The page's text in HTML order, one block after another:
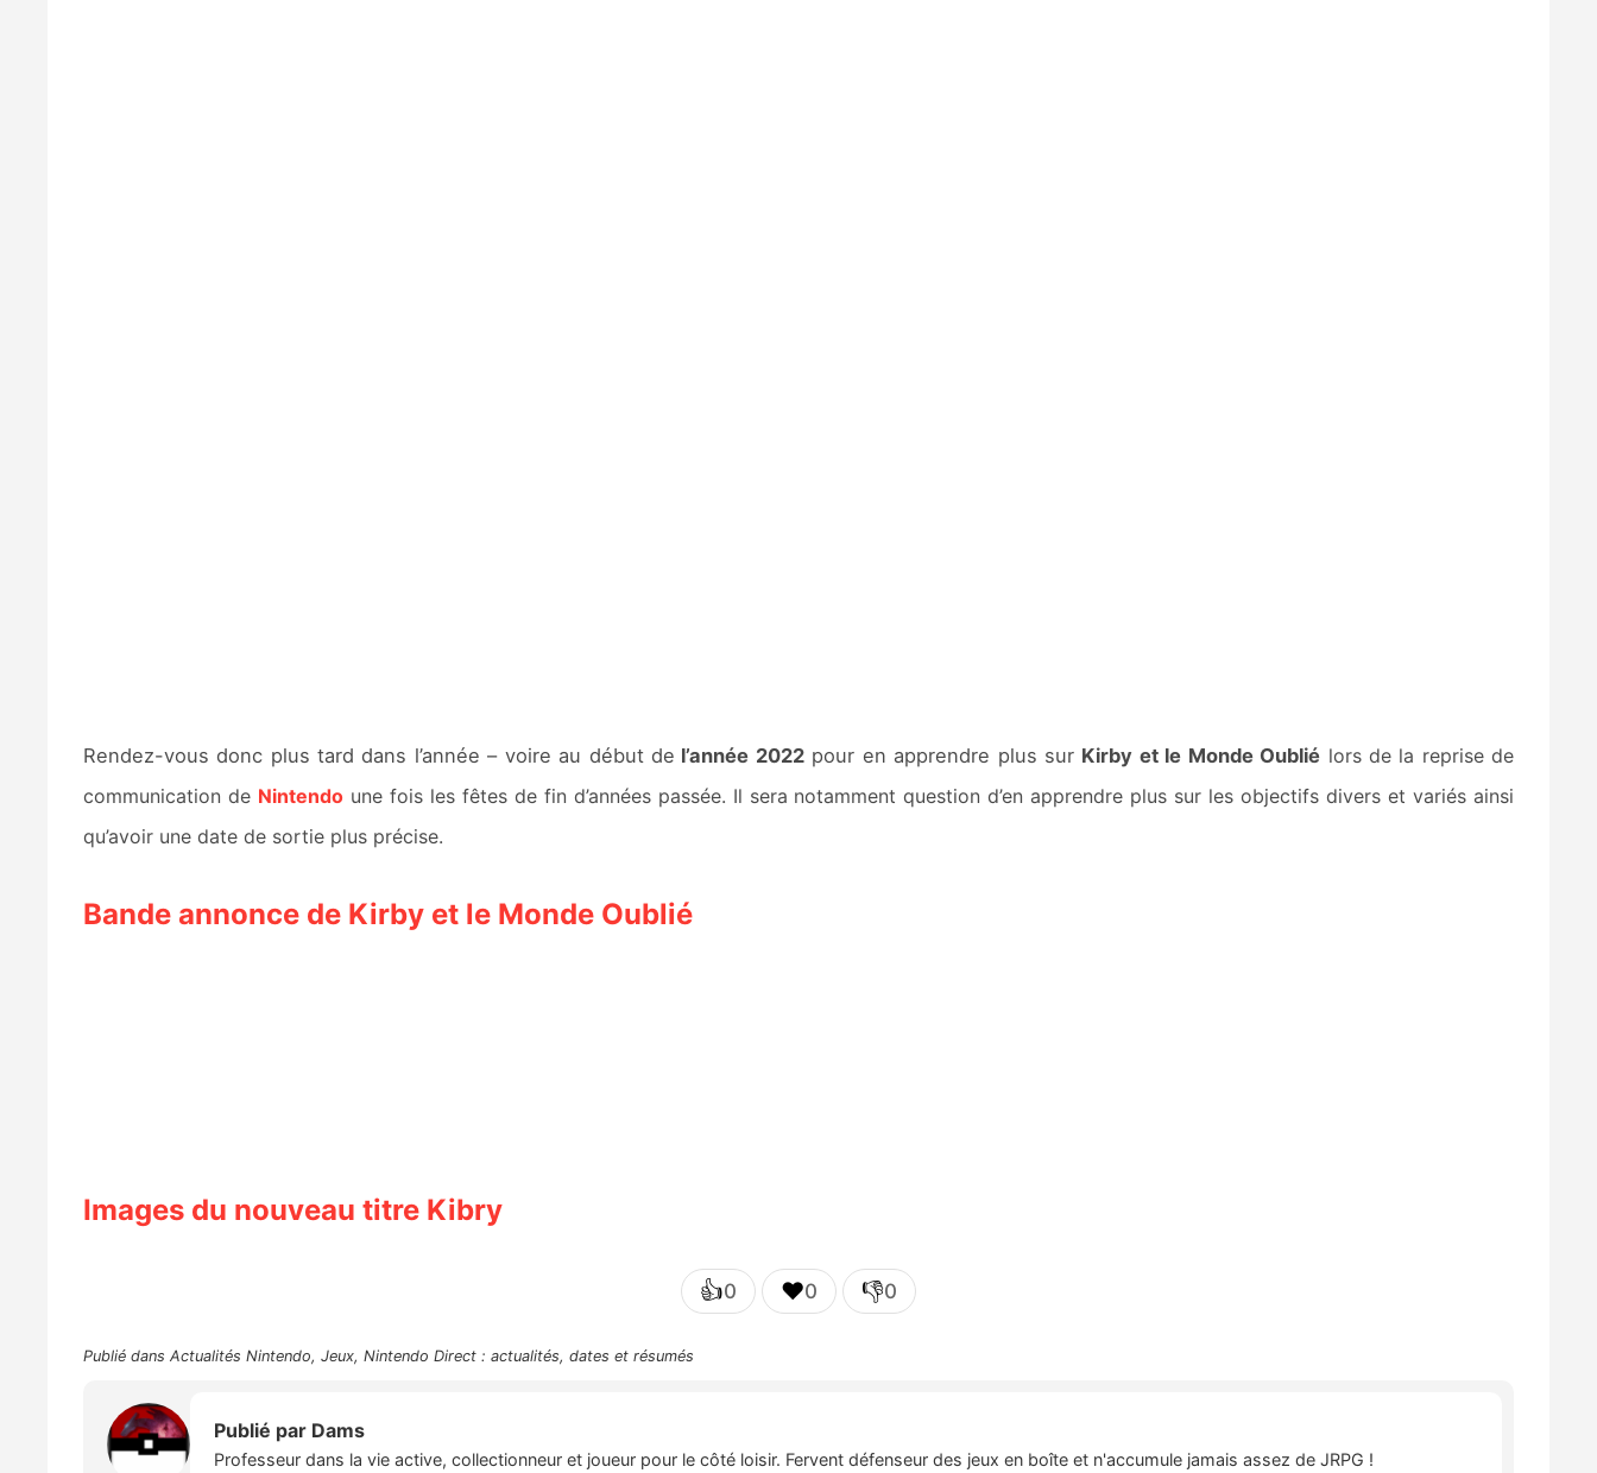
Rendez-vous donc plus tard dans l’année – voire au début de l’année 2022pour en apprendre plus sur Kirby et le Monde Oublié lors de la reprise de
communication de Nintendo une fois les fêtes de fin d’années passée. Il sera notamment question d’en apprendre plus sur les objectifs divers et variés ainsi
qu’avoir une date de sortie plus précise.
Bande annonce de Kirby et le Monde Oublié
Images du nouveau titre Kibry
👍0 ❤️0 👎0
Publié dans Actualités Nintendo, Jeux, Nintendo Direct : actualités, dates et résumés
Publié par Dams
Professeur dans la vie active, collectionneur et joueur pour le côté loisir. Fervent défenseur des jeux en boîte et n'accumule jamais assez de JRPG !